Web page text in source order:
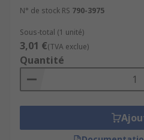
N° de stock RS 790-3975
Sous-total (1 unité)
3,01 €(TVA exclue)
Quantité